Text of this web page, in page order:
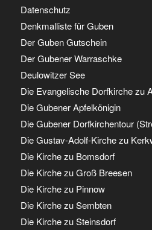
Datenschutz
Denkmalliste für Guben
Der Guben Gutschein
Der Gubener Warraschke
Deulowitzer See
Die Evangelische Dorfkirche zu
Die Gubener Apfelkönigin
Die Gubener Dorfkirchentour
Die Gustav-Adolf-Kirche zu
Die Kirche zu Bomsdorf
Die Kirche zu Groß Breesen
Die Kirche zu Pinnow
Die Kirche zu Sembten
Die Kirche zu Steinsdorf